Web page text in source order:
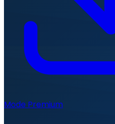
Mode Premium